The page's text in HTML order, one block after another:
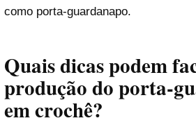
como porta-guardanapo.
Quais dicas podem
produção do porta-
em crochê?